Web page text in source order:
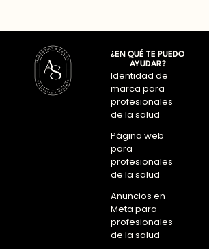
¿EN QUÉ TE PUEDO
AYUDAR?
Identidad de
marca para
profesionales
de la salud
Página web
para
profesionales
de la salud
Anuncios en
Meta para
profesionales
de la salud